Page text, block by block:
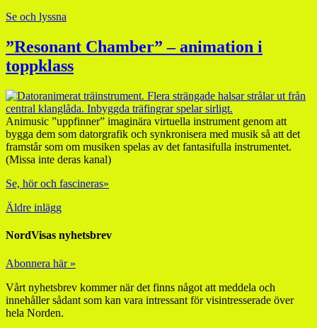
Se och lyssna
”Resonant Chamber” – animation i
toppklass
Animusic ”uppfinner” imaginära virtuella instrument genom att
bygga dem som datorgrafik och synkronisera med musik så att det
framstår som om musiken spelas av det fantasifulla instrumentet.
(Missa inte deras kanal)
Se, hör och fascineras»
Äldre inlägg
NordVisas nyhetsbrev
Abonnera här »
Vårt nyhetsbrev kommer när det finns något att meddela och
innehåller sådant som kan vara intressant för visintresserade över
hela Norden.